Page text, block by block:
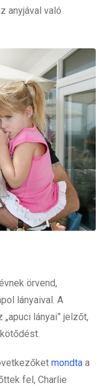
anyjával való
örvend,
lányaival. A
lányai” jelzőt,
mondta a
fel, Charlie